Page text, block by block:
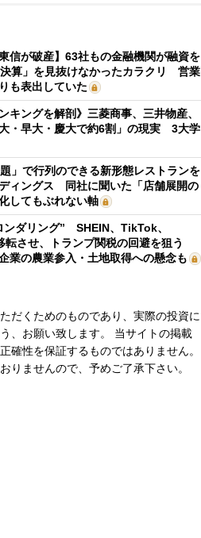
信が破産】63社もの金融機関が融資を
算」を見抜けなかったカラクリ 営業
も表出していた
キングを解剖》三菱商事、三井物産、
・早大・慶大で約6割」の現実 3大学
」で行列のできる新形態レストランを
ィングス 同社に聞いた「店舗展開の
してもぶれない軸
ンダリング” SHEIN、TikTok、
させ、トランプ関税の回避を狙う
業の農業参入・土地取得への懸念も
だくためのものであり、実際の投資に
、お願い致します。 当サイトの掲載
確性を保証するものではありません。
りませんので、予めご了承下さい。